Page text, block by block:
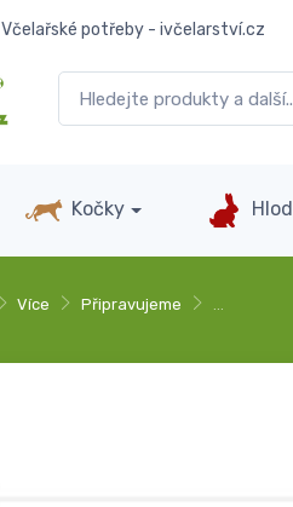
Včelařské potřeby - ivčelarství.cz
Kočky
Více Připravujeme …